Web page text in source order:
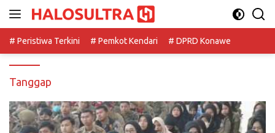
# Peristiwa Terkini
# Pemkot Kendari # DPRD Konawe
Tanggap